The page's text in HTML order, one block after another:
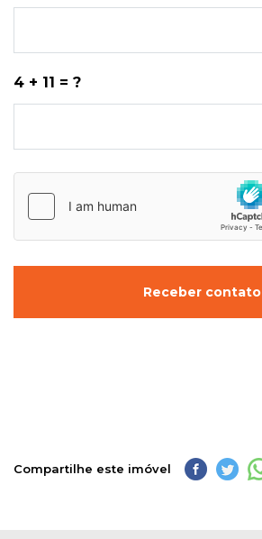
4 + 11 = ?
Receber contato
Compartilhe este imóvel